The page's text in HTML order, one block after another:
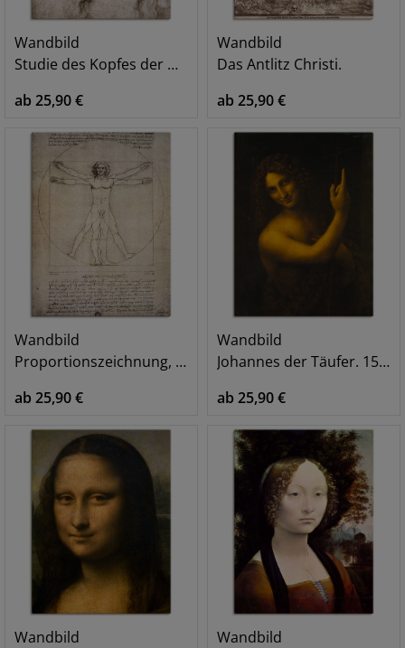
Wandbild
Studie des Kopfes der Maria Magdalena.
ab 25,90 €
Wandbild
Das Antlitz Christi.
ab 25,90 €
Wandbild
Proportionszeichnung, nach Vitruv. 1490
ab 25,90 €
Wandbild
Johannes der Täufer. 1513/16
ab 25,90 €
Wandbild
Wandbild